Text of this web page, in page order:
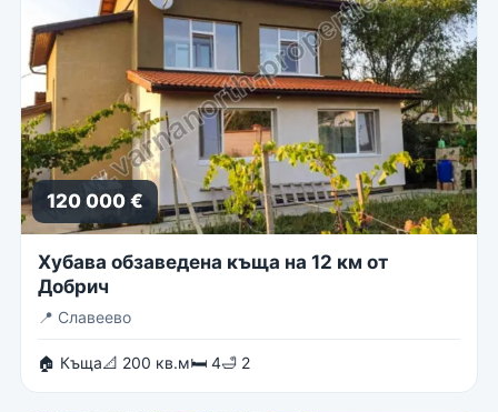
120 000 €
Хубава обзаведена къща на 12 км от
Добрич
📍 Славеево
🏠 Къща📐 200 кв.м🛏 4🛁 2